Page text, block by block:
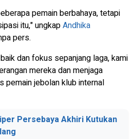
pemain berbahaya, tetapi
itu," ungkapAndhika
pers.
dan fokus sepanjang laga, kami
mereka dan menjaga
pemain jebolan klub internal
Persebaya Akhiri Kutukan